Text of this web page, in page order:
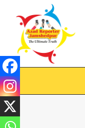
content